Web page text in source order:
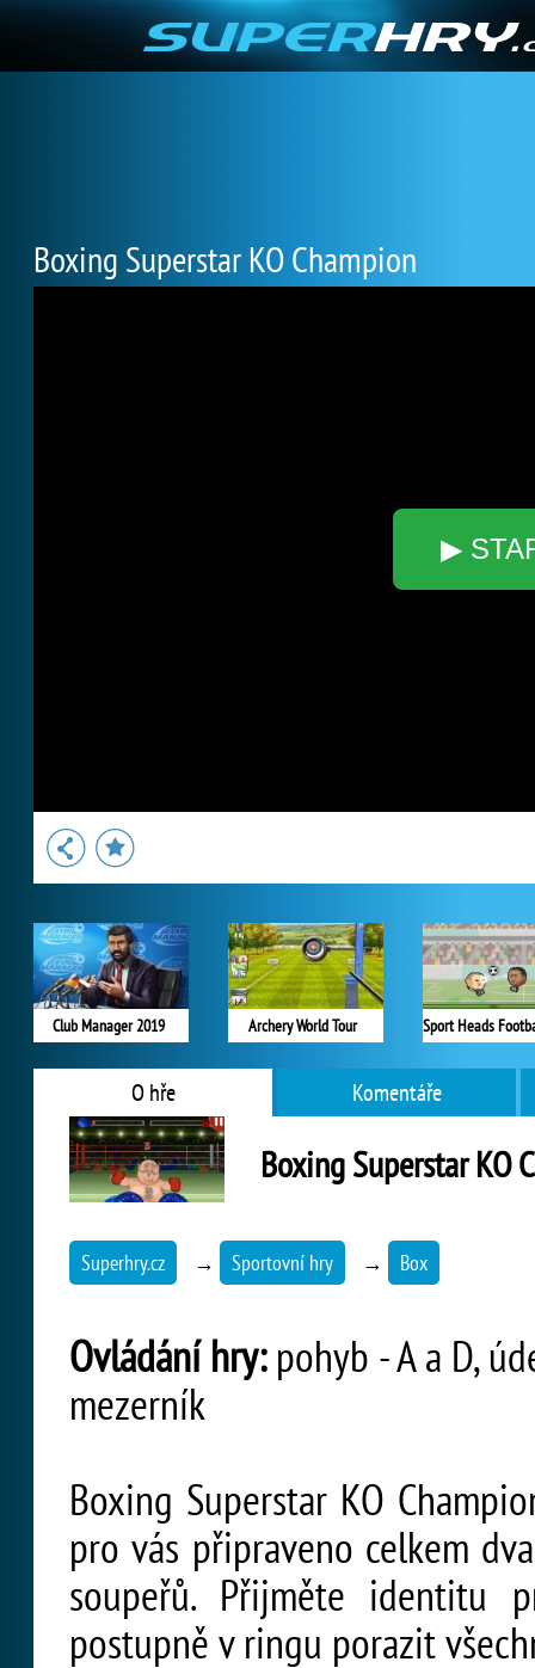
Boxing Superstar KO Champion
▶
Club Manager 2019 Archery World Tour
O hře Komentáře
Boxing Superstar KO
Superhry.cz → Sportovní hry → Box
Ovládání hry:pohyb - A a D,
mezerník
Boxing Superstar KO
pro vás připraveno celkem
soupeřů. Přijměte identitu
postupně v ringu porazit